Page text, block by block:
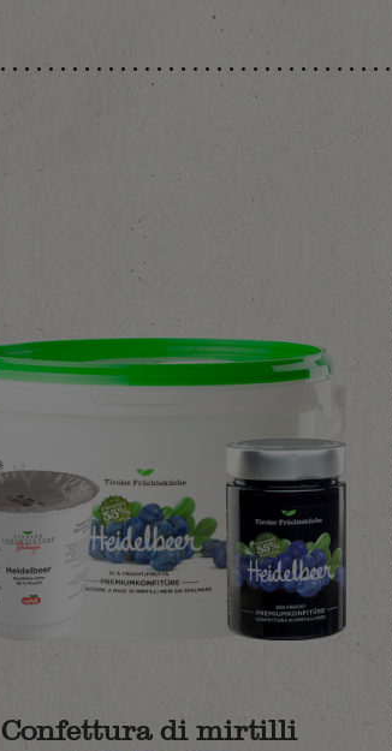
Confettura di mirtilli